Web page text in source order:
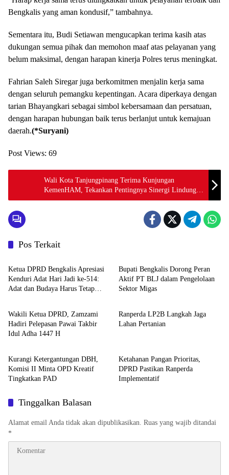
Bengkalis yang aman kondusif,” tambahnya.
Sementara itu, Budi Setiawan mengucapkan terima kasih atas
dukungan semua pihak dan memohon maaf atas pelayanan yang
belum maksimal, dengan harapan kinerja Polres terus meningkat.
Fahrian Saleh Siregar juga berkomitmen menjalin kerja sama
dengan seluruh pemangku kepentingan. Acara diperkaya dengan
tarian Bhayangkari sebagai simbol kebersamaan dan persatuan,
dengan harapan hubungan baik terus berlanjut untuk kemajuan
daerah.(*Suryani)
Post Views: 69
Wali Kota Tanjungpinang Terima Kunjungan
KemenHAM, Tekankan Pentingnya Sinergi Lindungi
HAM
Pos Terkait
DPRD Bengkalis
Ketua DPRD Bengkalis Apresiasi
Kenduri Adat Hari Jadi ke-514:
Adat dan Budaya Harus Tetap
Bupati Bengkalis Dorong Peran
Aktif PT BLJ dalam Pengelolaan
Sektor Migas
DPRD Bengkalis
Wakili Ketua DPRD, Zamzami
Hadiri Pelepasan Pawai Takbir
Idul Adha 1447 H
DPRD Bengkalis
Ranperda LP2B Langkah Jaga
Lahan Pertanian
DPRD Bengkalis
Kurangi Ketergantungan DBH,
Komisi II Minta OPD Kreatif
Tingkatkan PAD
Ketahanan Pangan Prioritas,
DPRD Pastikan Ranperda
Implementatif
Tinggalkan Balasan
Alamat email Anda tidak akan dipublikasikan. Ruas yang wajib ditandai
*